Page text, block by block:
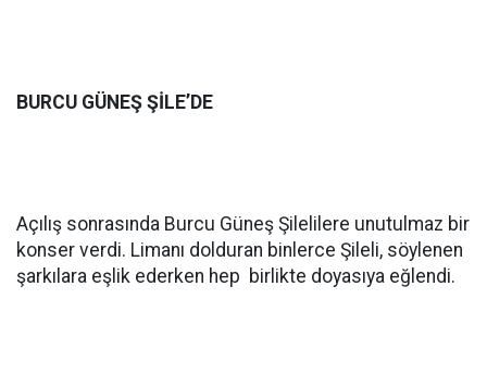
BURCU GÜNEŞ ŞİLE’DE
Açılış sonrasında Burcu Güneş Şilelilere unutulmaz bir
konser verdi. Limanı dolduran binlerce Şileli, söylenen
şarkılara eşlik ederken hep birlikte doyasıya eğlendi.